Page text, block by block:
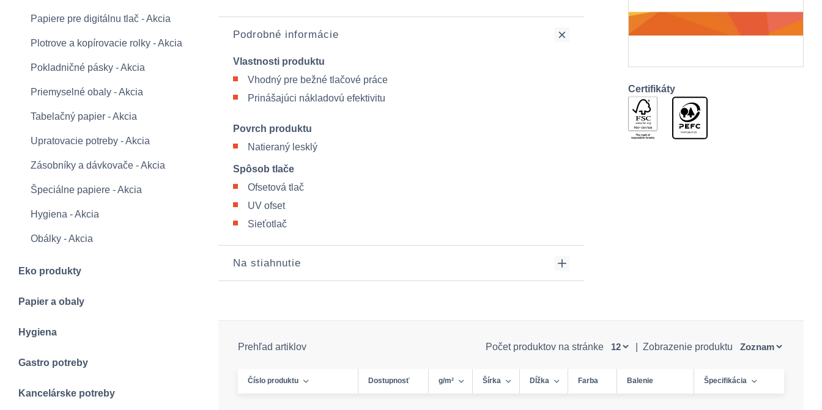
Papiere pre digitálnu tlač - Akcia
Plotrove a kopírovacie rolky - Akcia
Pokladničné pásky - Akcia
Priemyselné obaly - Akcia
Tabelačný papier - Akcia
Upratovacie potreby - Akcia
Zásobníky a dávkovače - Akcia
Špeciálne papiere - Akcia
Hygiena - Akcia
Obálky - Akcia
Eko produkty
Papier a obaly
Hygiena
Gastro potreby
Kancelárske potreby
Podrobné informácie
Vlastnosti produktu
Vhodný pre bežné tlačové práce
Prinášajúci nákladovú efektivitu
Povrch produktu
Natieraný lesklý
Spôsob tlače
Ofsetová tlač
UV ofset
Sieťotlač
Na stiahnutie
Certifikáty
Prehľad artiklov Počet produktov na stránke Zobrazenie produktu
Číslo produktu Dostupnosť g/m² Šírka Dĺžka Farba Balenie Špecifikácia